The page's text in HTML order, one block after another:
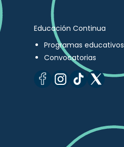
Educación Continua
Programas educativos
Convocatorias